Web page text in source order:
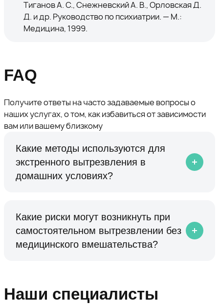
Тиганов А. С., Снежневский А. В., Орловская Д.
Д. и др. Руководство по психиатрии. — М.:
Медицина, 1999.
FAQ
Получите ответы на часто задаваемые вопросы о
наших услугах, о том, как избавиться от зависимости
вам или вашему близкому
Какие методы используются для
экстренного вытрезвления в
домашних условиях?
Какие риски могут возникнуть при
самостоятельном вытрезвлении без
медицинского вмешательства?
Наши специалисты